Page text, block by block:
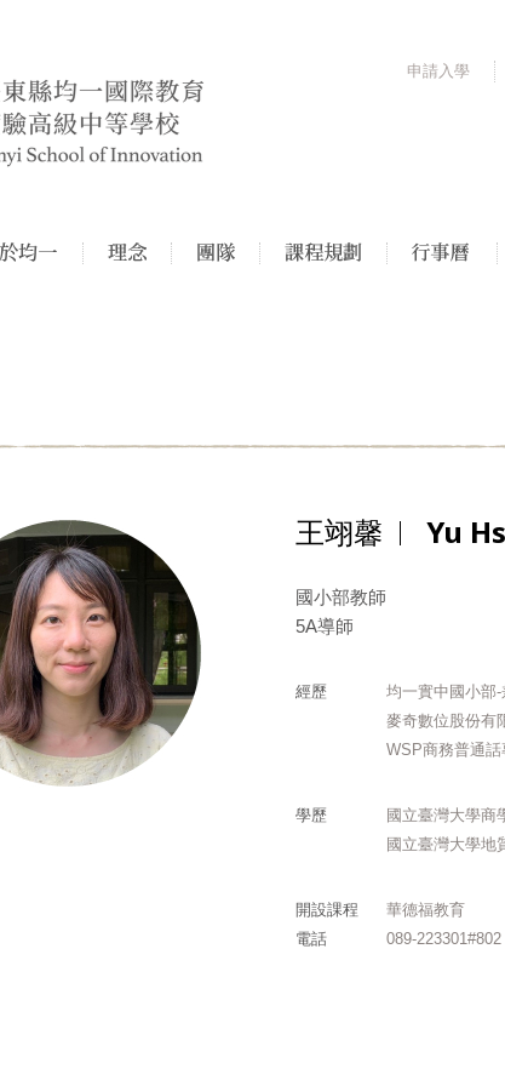
申請入學
王翊馨 Yu
國小部教師
5A導師
經歷
均一實中國小部-
麥奇數位股份有
WSP商務普通
學歷
國立臺灣大學商
國立臺灣大學地
開設課程
華德福教育
電話
089-223301#802